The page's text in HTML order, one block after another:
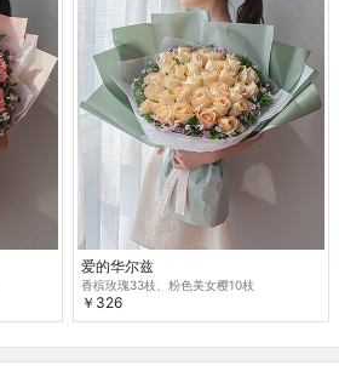
爱的华尔兹
香槟玫瑰33枝、粉色美女樱10枝
￥326